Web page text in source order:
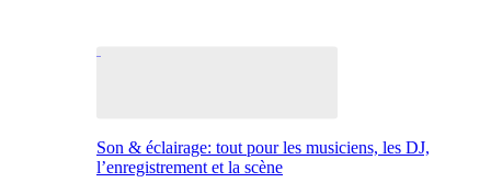
Son & éclairage: tout pour les musiciens, les DJ,
l’enregistrement et la scène